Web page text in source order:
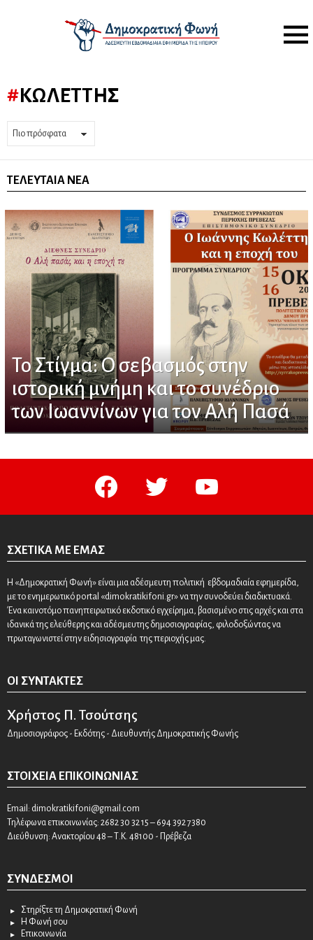
Menu
ΚΩΛΈΤΤΗΣ
ΤΕΛΕΥΤΑΊΑ ΝΈΑ
Το Στίγμα: Ο σεβασμός στην
ιστορική μνήμη και το συνέδριο
των Ιωαννίνων για τον Αλή Πασά
facebook twitter
ΣΧΕΤΙΚΆ ΜΕ ΕΜΆΣ
Η «Δημοκρατική Φωνή» είναι μια αδέσμευτη πολιτική εβδομαδιαία εφημερίδα,
με το ενημερωτικό portal «dimokratikifoni.gr» να την συνοδεύει διαδικτυακά.
Ένα καινοτόμο πανηπειρωτικό εκδοτικό εγχείρημα, βασισμένο στις αρχές και στα
ιδανικά της ελεύθερης και αδέσμευτης δημοσιογραφίας, φιλοδοξώντας να
πρωταγωνιστεί στην ειδησιογραφία της περιοχής μας.
ΟΙ ΣΥΝΤΆΚΤΕΣ
Χρήστος Π. Τσούτσης
Δημοσιογράφος - Εκδότης - Διευθυντής Δημοκρατικής Φωνής
ΣΤΟΙΧΕΊΑ ΕΠΙΚΟΙΝΩΝΊΑΣ
Email: dimokratikifoni@gmail.com
Τηλέφωνα επικοινωνίας: 2682 30 32 15 – 694 392 7380
Διεύθυνση: Ανακτορίου 48 – Τ.Κ. 48100 - Πρέβεζα
ΣΎΝΔΕΣΜΟΙ
Στηρίξτε τη Δημοκρατική Φωνή
Η Φωνή σου
Επικοινωνία